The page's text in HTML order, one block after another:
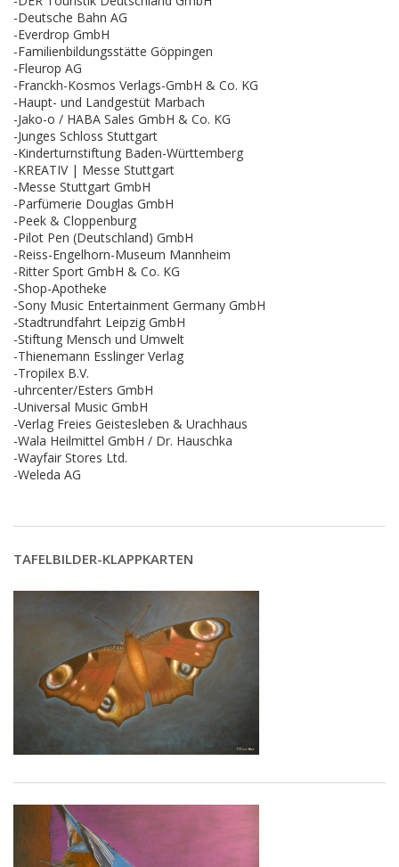
-Deutsche Bahn AG
-Everdrop GmbH
-Familienbildungsstätte Göppingen
-Fleurop AG
-Franckh-Kosmos Verlags-GmbH & Co. KG
-Haupt- und Landgestüt Marbach
-Jako-o / HABA Sales GmbH & Co. KG
-Junges Schloss Stuttgart
-Kinderturnstiftung Baden-Württemberg
-KREATIV | Messe Stuttgart
-Messe Stuttgart GmbH
-Parfümerie Douglas GmbH
-Peek & Cloppenburg
-Pilot Pen (Deutschland) GmbH
-Reiss-Engelhorn-Museum Mannheim
-Ritter Sport GmbH & Co. KG
-Shop-Apotheke
-Sony Music Entertainment Germany GmbH
-Stadtrundfahrt Leipzig GmbH
-Stiftung Mensch und Umwelt
-Thienemann Esslinger Verlag
-Tropilex B.V.
-uhrcenter/Esters GmbH
-Universal Music GmbH
-Verlag Freies Geistesleben & Urachhaus
-Wala Heilmittel GmbH / Dr. Hauschka
-Wayfair Stores Ltd.
-Weleda AG
TAFELBILDER-KLAPPKARTEN